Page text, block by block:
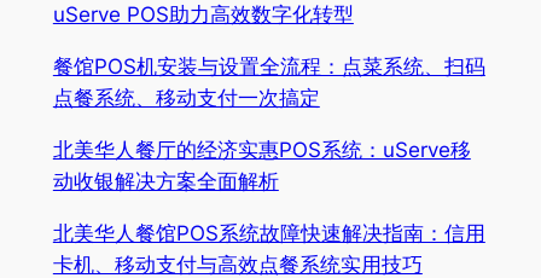
uServe POS助力高效数字化转型
餐馆POS机安装与设置全流程：点菜系统、扫码
点餐系统、移动支付一次搞定
北美华人餐厅的经济实惠POS系统：uServe移
动收银解决方案全面解析
北美华人餐馆POS系统故障快速解决指南：信用
卡机、移动支付与高效点餐系统实用技巧